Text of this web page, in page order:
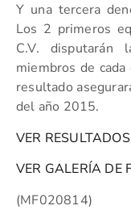
Y una tercera
Los 2 primeros
C.V.
miembros de
resultado
del año 2015.
VER RESULTADOS
VER GALERÍA DE
(MF020814)